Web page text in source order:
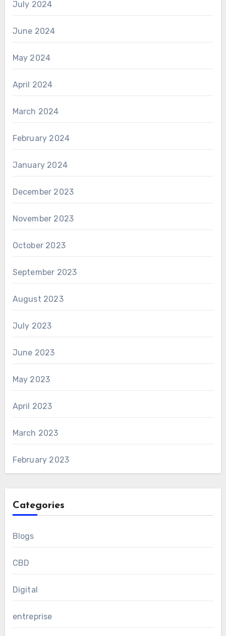
July 2024
June 2024
May 2024
April 2024
March 2024
February 2024
January 2024
December 2023
November 2023
October 2023
September 2023
August 2023
July 2023
June 2023
May 2023
April 2023
March 2023
February 2023
Categories
Blogs
CBD
Digital
entreprise